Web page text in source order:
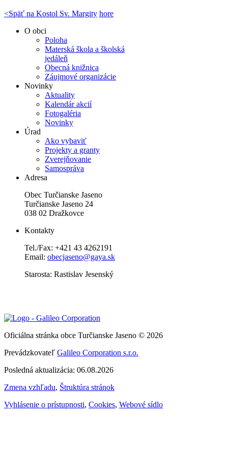
<Späť na Kostol Sv. Margity hore
O obci
Poloha
Materská škola a školská
jedáleň
Obecná knižnica
Záujmové organizácie
Novinky
Aktuality
Kalendár akcií
Fotogaléria
Novinky
Úrad
Ako vybaviť
Projekty a granty
Zverejňovanie
Samospráva
Adresa
Obec Turčianske Jaseno
Turčianske Jaseno 24
038 02 Dražkovce
Kontakty
Tel./Fax: +421 43 4262191
Email: obecjaseno@gaya.sk
Starosta: Rastislav Jesenský
Oficiálna stránka obce Turčianske Jaseno © 2026
Prevádzkovateľ Galileo Corporation s.r.o.
Posledná aktualizácia: 06.08.2026
Zmena vzhľadu, Štruktúra stránok
Vyhlásenie o prístupnosti, Cookies, Webové sídlo